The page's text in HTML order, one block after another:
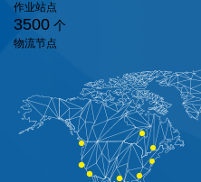
作业站点
3500 个
物流节点